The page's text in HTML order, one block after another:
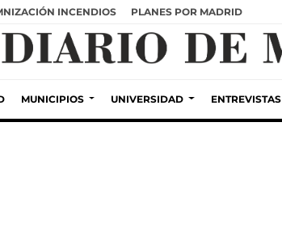
INCENDIOS PLANES POR MADRID
MUNICIPIOS UNIVERSIDAD ENTREVISTAS